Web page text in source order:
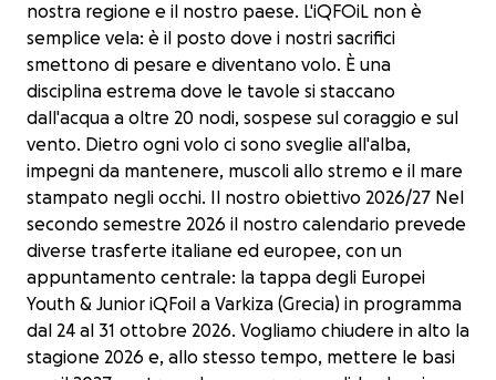
nostra regione e il nostro paese. L'iQFOiL non è
semplice vela: è il posto dove i nostri sacrifici
smettono di pesare e diventano volo. È una
disciplina estrema dove le tavole si staccano
dall'acqua a oltre 20 nodi, sospese sul coraggio e sul
vento. Dietro ogni volo ci sono sveglie all'alba,
impegni da mantenere, muscoli allo stremo e il mare
stampato negli occhi. Il nostro obiettivo 2026/27 Nel
secondo semestre 2026 il nostro calendario prevede
diverse trasferte italiane ed europee, con un
appuntamento centrale: la tappa degli Europei
Youth & Junior iQFoil a Varkiza (Grecia) in programma
dal 24 al 31 ottobre 2026. Vogliamo chiudere in alto la
stagione 2026 e, allo stesso tempo, mettere le basi